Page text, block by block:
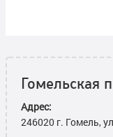
Гомельская
Адрес:
246020 г. Гомель,